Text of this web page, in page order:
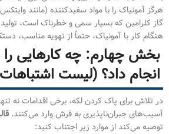
هرگز آمونیاک را با مواد سفیدکننده (مانند
گاز کلرامین که بسیار سمی و خطرناک است،
هنگام کار با آمونیاک، حتماً از تهویه مناسب،
بخش چهارم: چه کارهایی را
انجام داد؟ (لیست
در تلاش برای پاک کردن لکه، برخی اقدامات نه
آسیب‌های جبران‌ناپذیری به فرش وارد می‌کنند.
توصیه می‌کند از موارد زیر اجتناب کنید: